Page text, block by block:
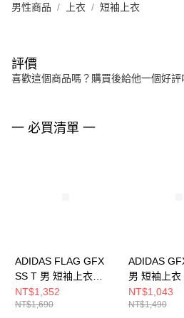
男性商品 上衣 短袖上衣
評價
喜歡這個商品嗎？購買後給他一個好評
一 必買清單 一
ADIDAS FLAG GFX
SS T 男 短袖上衣
KD1430
NT$1,352
NT$1,690
ADIDAS
男 短袖上
NT$1,043
NT$1,490